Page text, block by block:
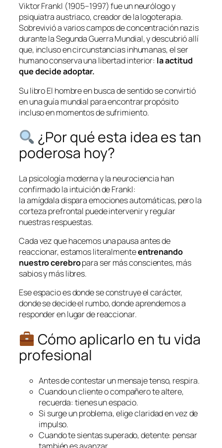
Viktor Frankl (1905–1997) fue un neurólogo y
psiquiatra austriaco, creador de la logoterapia.
Sobrevivió a varios campos de concentración nazis
durante la Segunda Guerra Mundial, y descubrió allí
que, incluso en circunstancias inhumanas, el ser
humano conserva una libertad interior: la actitud
que decide adoptar.
Su libroEl hombre en busca de sentidose convirtió
en una guía mundial para encontrar propósito
incluso en momentos de sufrimiento.
¿Por qué esta idea es tan
poderosa hoy?
La psicología moderna y la neurociencia han
confirmado la intuición de Frankl:
la amígdala dispara emociones automáticas, pero la
corteza prefrontal puede intervenir y regular
nuestras respuestas.
Cada vez que hacemos una pausa antes de
reaccionar, estamos literalmenteentrenando
nuestro cerebropara ser más conscientes, más
sabios y más libres.
Ese espacio es donde se construye el carácter,
donde se decide el rumbo, donde aprendemos a
responder en lugar de reaccionar.
Cómo aplicarlo en tu vida
profesional
Antes de contestar un mensaje tenso, respira.
Cuando un cliente o compañero te altere,
recuerda: tienes un espacio.
Si surge un problema, elige claridad en vez de
impulso.
Cuando te sientas superado, detente: pensar